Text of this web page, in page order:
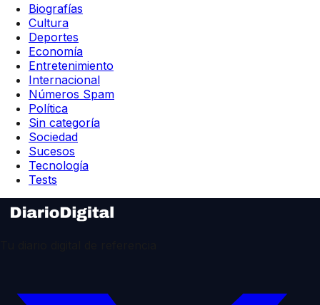
Biografías
Cultura
Deportes
Economía
Entretenimiento
Internacional
Números Spam
Política
Sin categoría
Sociedad
Sucesos
Tecnología
Tests